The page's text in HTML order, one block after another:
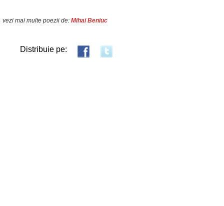
vezi mai multe poezii de: Mihai Beniuc
Distribuie pe: